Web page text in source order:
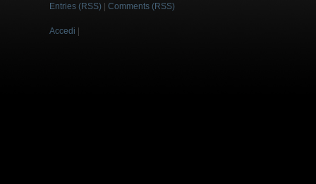
Entries (RSS) Comments (RSS)
Accedi